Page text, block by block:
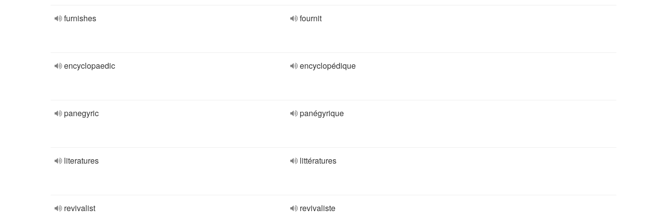
furnishes fournit
encyclopaedic encyclopédique
panegyric panégyrique
literatures littératures
revivalist revivaliste